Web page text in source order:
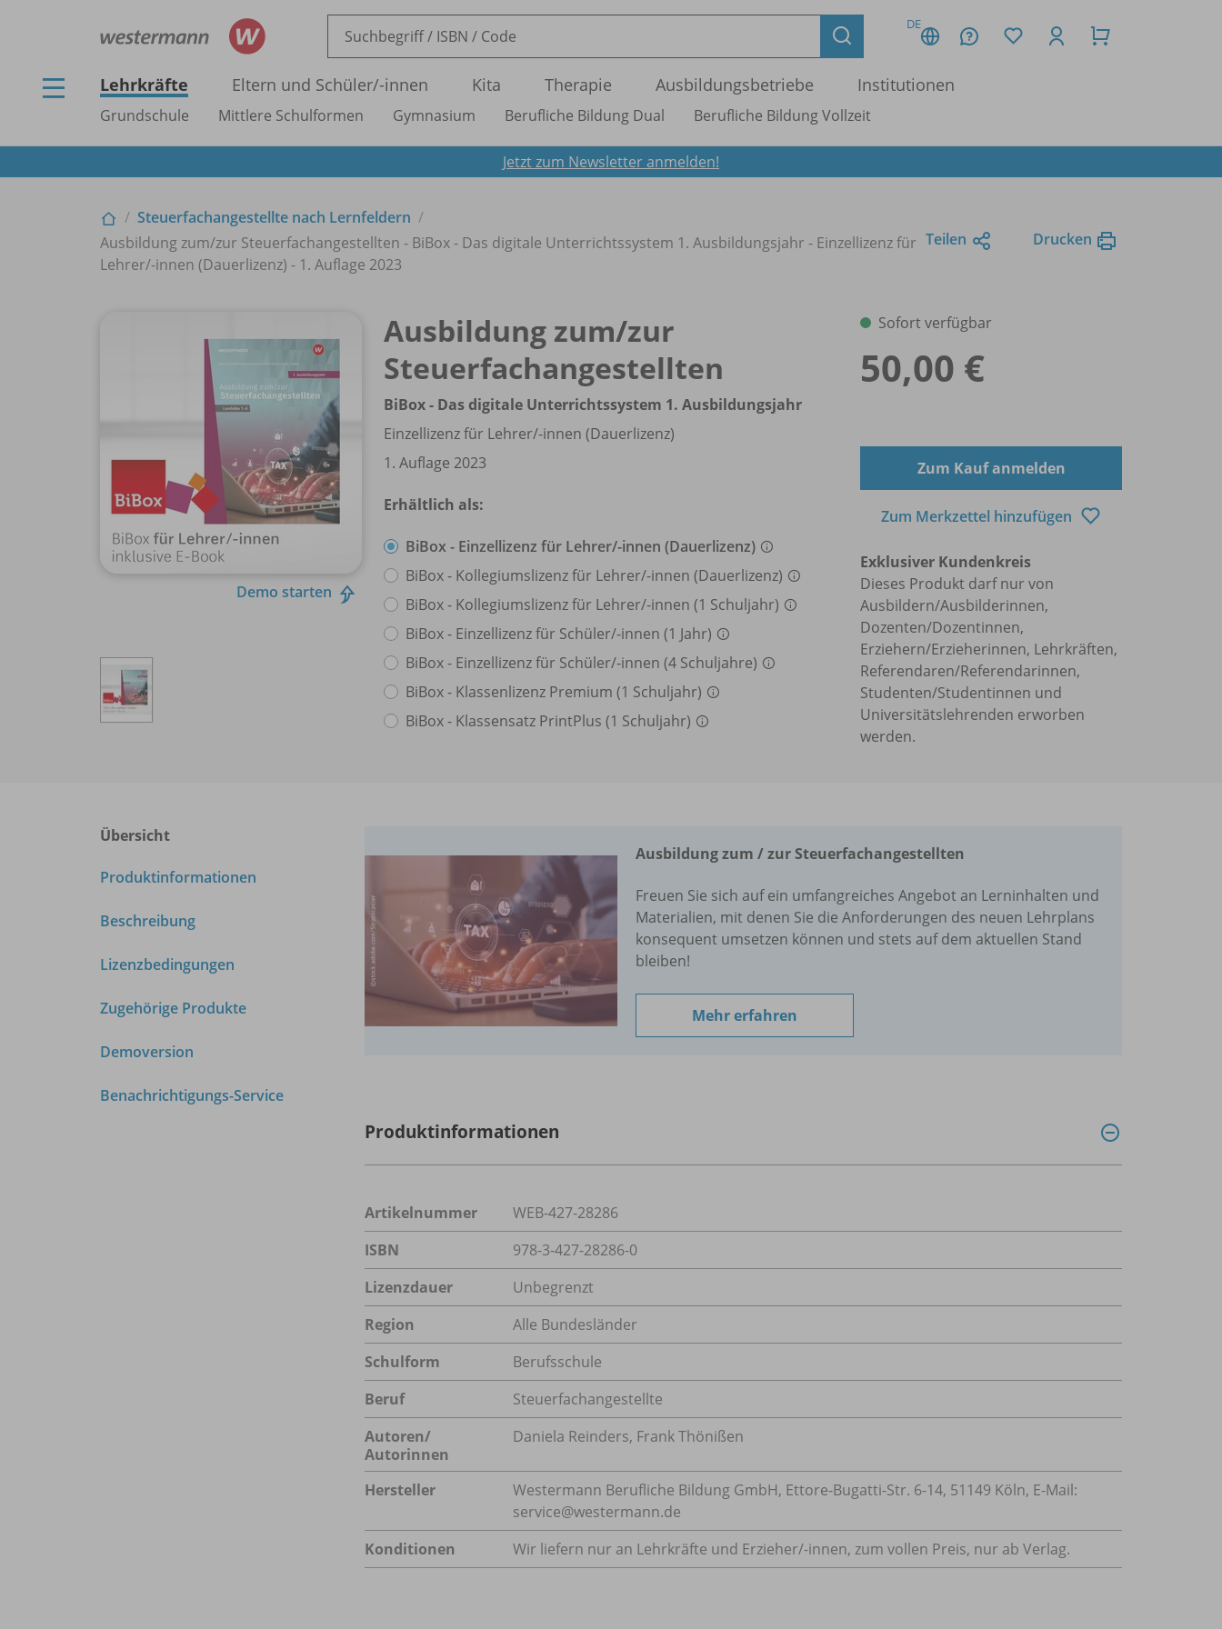
DE
Lehrkräfte Eltern und Schüler/-innen Kita Therapie Ausbildungsbetriebe Institutionen
Grundschule Mittlere Schulformen Gymnasium Berufliche Bildung Dual Berufliche Bildung Vollzeit
Jetzt zum Newsletter anmelden!
Steuerfachangestellte nach Lernfeldern
Ausbildung zum/zur Steuerfachangestellten - BiBox - Das digitale Unterrichtssystem 1. Ausbildungsjahr - Einzellizenz für
Lehrer/-innen (Dauerlizenz) - 1. Auflage 2023
Teilen Drucken
Demo starten
Ausbildung zum/zur
Steuerfachangestellten
BiBox - Das digitale Unterrichtssystem 1. Ausbildungsjahr
Einzellizenz für Lehrer/-innen (Dauerlizenz)
1. Auflage 2023
Erhältlich als:
BiBox - Einzellizenz für Lehrer/-innen (Dauerlizenz)
BiBox - Kollegiumslizenz für Lehrer/-innen (Dauerlizenz)
BiBox - Kollegiumslizenz für Lehrer/-innen (1 Schuljahr)
BiBox - Einzellizenz für Schüler/-innen (1 Jahr)
BiBox - Einzellizenz für Schüler/-innen (4 Schuljahre)
BiBox - Klassenlizenz Premium (1 Schuljahr)
BiBox - Klassensatz PrintPlus (1 Schuljahr)
Sofort verfügbar
50,00 €
Zum Kauf anmelden
Zum Merkzettel hinzufügen
Exklusiver Kundenkreis
Dieses Produkt darf nur von
Ausbildern/Ausbilderinnen,
Dozenten/Dozentinnen,
Erziehern/Erzieherinnen, Lehrkräften,
Referendaren/Referendarinnen,
Studenten/Studentinnen und
Universitätslehrenden erworben
werden.
Übersicht
Produktinformationen
Beschreibung
Lizenzbedingungen
Zugehörige Produkte
Demoversion
Benachrichtigungs-Service
Ausbildung zum /zur Steuerfachangestellten
Freuen Sie sich auf ein umfangreiches Angebot an Lerninhalten und
Materialien, mit denen Sie die Anforderungen des neuen Lehrplans
konsequent umsetzen können und stets auf dem aktuellen Stand
bleiben!
Mehr erfahren
Produktinformationen
Artikelnummer
WEB-427-28286
ISBN
978-3-427-28286-0
Lizenzdauer
Unbegrenzt
Region
Alle Bundesländer
Schulform
Berufsschule
Beruf
Steuerfachangestellte
Autoren/
Autorinnen
Daniela Reinders, Frank Thönißen
Hersteller
Westermann Berufliche Bildung GmbH, Ettore-Bugatti-Str. 6-14, 51149 Köln, E-Mail:
service@westermann.de
Konditionen
Wir liefern nur an Lehrkräfte und Erzieher/-innen, zum vollen Preis, nur ab Verlag.